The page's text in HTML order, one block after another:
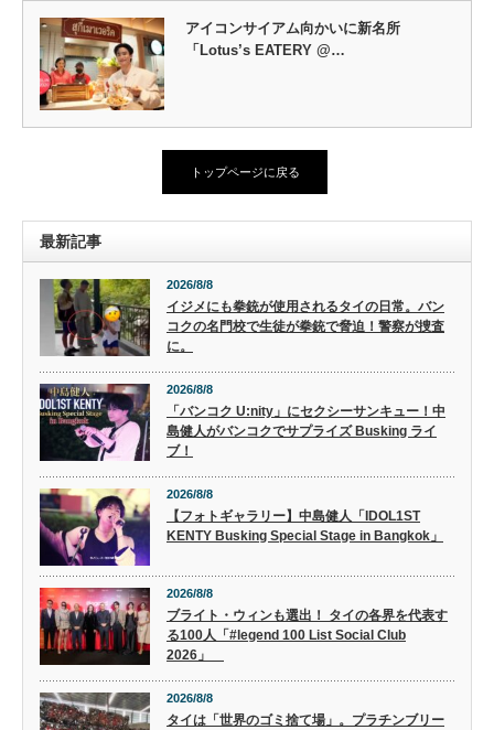
アイコンサイアム向かいに新名所
「Lotus’s EATERY @…
トップページに戻る
最新記事
2026/8/8
イジメにも拳銃が使用されるタイの日常。バン
コクの名門校で生徒が拳銃で脅迫！警察が捜査
に。
2026/8/8
「バンコク U:nity」にセクシーサンキュー！中
島健人がバンコクでサプライズ Busking ライ
ブ！
2026/8/8
【フォトギャラリー】中島健人「IDOL1ST
KENTY Busking Special Stage in Bangkok」
2026/8/8
ブライト・ウィンも選出！ タイの各界を代表す
る100人「#legend 100 List Social Club
2026」
2026/8/8
タイは「世界のゴミ捨て場」。プラチンブリー